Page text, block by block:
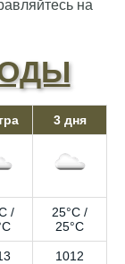
на
3 дня
/
25°C /
25°C
1012